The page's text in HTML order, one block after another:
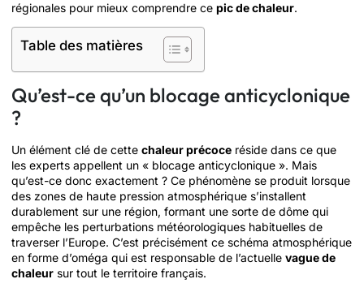
régionales pour mieux comprendre ce pic de chaleur.
Table des matières
Qu’est-ce qu’un blocage anticyclonique
?
Un élément clé de cette chaleur précoce réside dans ce que
les experts appellent un « blocage anticyclonique ». Mais
qu’est-ce donc exactement ? Ce phénomène se produit lorsque
des zones de haute pression atmosphérique s’installent
durablement sur une région, formant une sorte de dôme qui
empêche les perturbations météorologiques habituelles de
traverser l’Europe. C’est précisément ce schéma atmosphérique
en forme d’oméga qui est responsable de l’actuelle vague de
chaleur sur tout le territoire français.